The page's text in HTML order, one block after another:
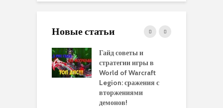
Новые статьи
Гайд советы и
стратегии игры в
World of Warcraft
Legion: сражения с
вторжениями
демонов!